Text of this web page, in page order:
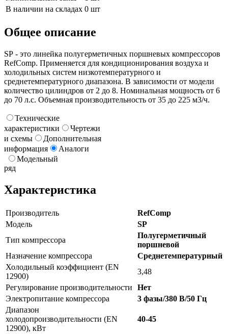
В наличии на складах 0 шт
Общее описание
SР - это линейка полугерметичных поршневых компрессоров
RefComp. Применяется для кондиционирования воздуха и
холодильных систем низкотемпературного и
среднетемпературного диапазона. В зависимости от модели
количество цилиндров от 2 до 8. Номинальная мощность от 6
до 70 л.с. Объемная производительность от 35 до 225 м3/ч.
Технические
характеристики
Чертежи
и схемы
Дополнительная
информация
Аналоги
Модельный
ряд
Характеристика
Производитель
RefComp
Модель
SP
Тип компрессора
Полугерметичный
поршневой
Назначение компрессора
Среднетемпературный
Холодильный коэффициент (EN
12900)
3,48
Регулирование производительности
Нет
Электропитание компрессора
3 фазы/380 В/50 Гц
Диапазон
холодопроизводительности (EN
12900), кВт
40-45